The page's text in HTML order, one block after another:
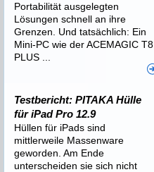
Portabilität ausgelegten
Lösungen schnell an ihre
Grenzen. Und tatsächlich: Ein
Mini-PC wie der ACEMAGIC T8
PLUS ...
Testbericht: PITAKA Hülle
für iPad Pro 12.9
Hüllen für iPads sind
mittlerweile Massenware
geworden. Am Ende
unterscheiden sie sich nicht